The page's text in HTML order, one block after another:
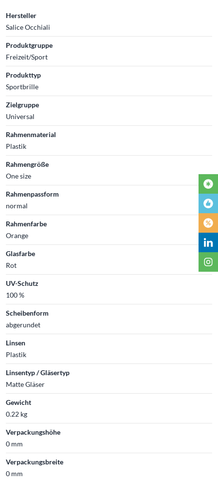
Hersteller
Salice Occhiali
Produktgruppe
Freizeit/Sport
Produkttyp
Sportbrille
Zielgruppe
Universal
Rahmenmaterial
Plastik
Rahmengröße
One size
Rahmenpassform
normal
Rahmenfarbe
Orange
Glasfarbe
Rot
UV-Schutz
100 %
Scheibenform
abgerundet
Linsen
Plastik
Linsentyp / Gläsertyp
Matte Gläser
Gewicht
0.22 kg
Verpackungshöhe
0 mm
Verpackungsbreite
0 mm